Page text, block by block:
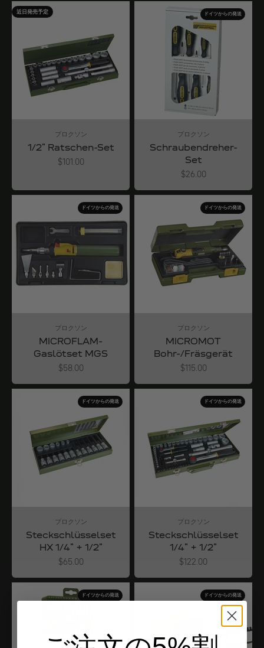
近日発売予定
プロクソン
1/2" Ratschen-Set
Angebot
$101.00
ドイツからの発送
プロクソン
Schraubendreher-
Set
Angebot
$26.00
ドイツからの発送
プロクソン
MICROFLAM-
Gaslötset MGS
Angebot
$58.00
ドイツからの発送
プロクソン
MICROMOT
Bohr-/Fräsgerät
Angebot
$115.00
ドイツからの発送
プロクソン
Steckschlüsselset
HX 1/4" + 1/2"
Angebot
$65.00
ドイツからの発送
プロクソン
Steckschlüsselset
1/4" + 1/2"
Angebot
$122.00
ドイツからの発送 ドイツからの発送